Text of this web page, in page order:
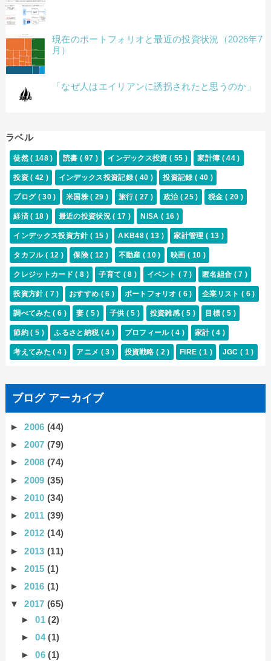
現在のポートフォリオと最近の投資状況（2026年7
月）
「なぜ人はエイリアンに誘拐されたと思うのか」
ラベル
徒然( 148 ) 読書 ( 97 ) インデックス投資( 55 ) 家計簿 ( 44 )
投資( 42 ) インデックス投資記録( 40 ) 投資記録( 40 )
ブログ ( 30 ) 米国株( 29 ) 旅行( 27 ) 政治 ( 25 ) 税金 ( 20 )
経済( 18 ) 最近の投資状況( 17 ) NISA( 16 )
インデックス投資方針 ( 15 ) AKB48( 13 ) 家計管理( 13 )
タカフル( 12 ) 保険( 12 ) 不動産 ( 10 ) 映画( 10 )
クレジットカード( 8 ) 子育て ( 8 ) イベント( 7 ) 匿名組合 ( 7 )
投資方針( 7 ) おすすめ ( 6 ) ポートフォリオ( 6 ) 企業リスト ( 6 )
調べてみた( 6 ) 妻 ( 5 ) 子供 ( 5 ) 投資雑感( 5 ) 目標( 5 )
節約( 5 ) ふるさと納税 ( 4 ) プロフィール ( 4 ) 家計 ( 4 )
考えてみた( 4 ) アニメ ( 3 ) 投資戦略( 2 ) FIRE ( 1 ) JGC ( 1 )
ブログ アーカイブ
►2006(44)
►2007(79)
►2008(74)
►2009(35)
►2010(34)
►2011(39)
►2012(14)
►2013(11)
►2015(1)
►2016(1)
▼2017(65)
►01(2)
►04(1)
►06(1)